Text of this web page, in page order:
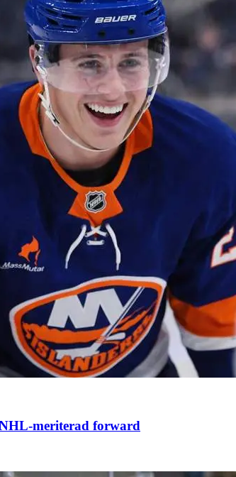
meriterad forward